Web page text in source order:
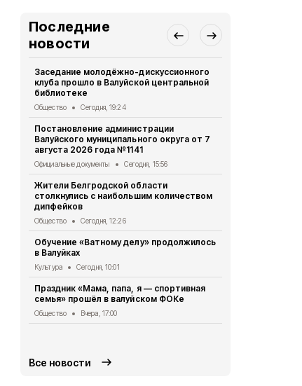
Последние
новости
Заседание молодёжно-дискуссионного
клуба прошло в Валуйской центральной
библиотеке
Общество Сегодня, 19:24
Постановление администрации
Валуйского муниципального округа от 7
августа 2026 года №1141
Официальные документы Сегодня, 15:56
Жители Белгродской области
столкнулись с наибольшим количеством
дипфейков
Общество Сегодня, 12:26
Обучение «Ватному делу» продолжилось
в Валуйках
Культура Сегодня, 10:01
Праздник «Мама, папа, я — спортивная
семья» прошёл в валуйском ФОКе
Общество Вчера, 17:00
Все новости